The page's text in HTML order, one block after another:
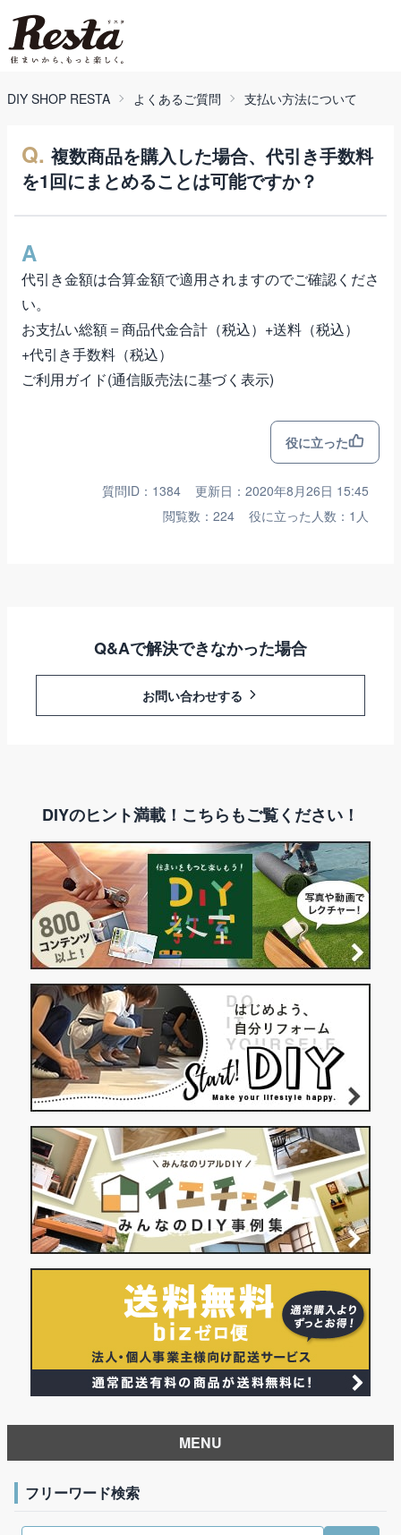
DIY SHOP RESTA よくあるご質問 支払い方法について
Q. 複数商品を購入した場合、代引き手数料
を1回にまとめることは可能ですか？
A
代引き金額は合算金額で適用されますのでご確認くださ
い。
お支払い総額＝商品代金合計（税込）+送料（税込）
+代引き手数料（税込）
ご利用ガイド(通信販売法に基づく表示)
役に立った
質問ID：1384
更新日：2020年8月26日 15:45
閲覧数：224
役に立った人数：1人
Q&Aで解決できなかった場合
お問い合わせする
DIYのヒント満載！こちらもご覧ください！
MENU
フリーワード検索